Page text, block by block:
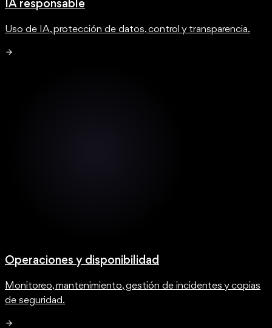
IA responsable
Uso de IA, protección de datos, control y transparencia.
Operaciones y disponibilidad
Monitoreo, mantenimiento, gestión de incidentes y copias
de seguridad.